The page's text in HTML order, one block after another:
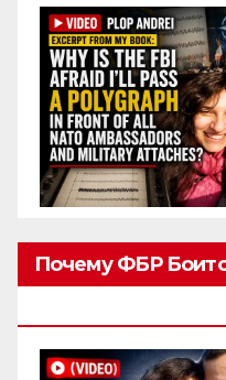
Почему ФБР